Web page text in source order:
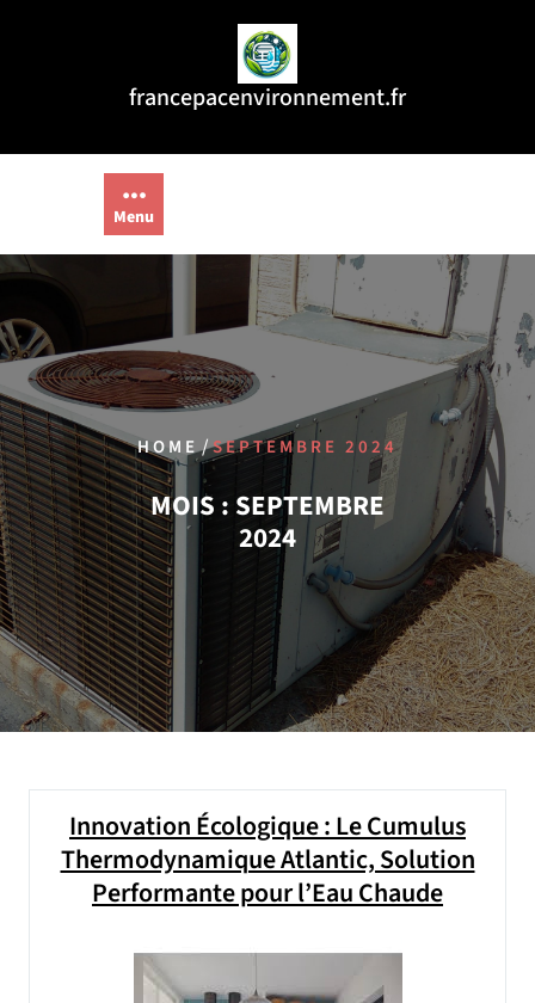
francepacenvironnement.fr
Menu
HOME/SEPTEMBRE 2024
MOIS : SEPTEMBRE
2024
Innovation Écologique : Le Cumulus
Thermodynamique Atlantic, Solution
Performante pour l’Eau Chaude